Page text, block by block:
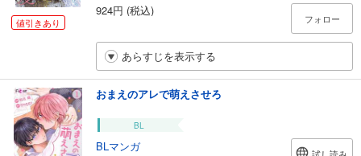
値引きあり
924円 (税込)
フォロー
あらすじを表示する
おまえのアレで萌えさせろ
BL
BLマンガ